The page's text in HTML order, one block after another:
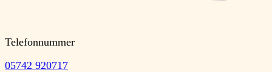
Telefonnummer
05742 920717